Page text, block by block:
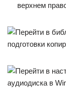
верхнем